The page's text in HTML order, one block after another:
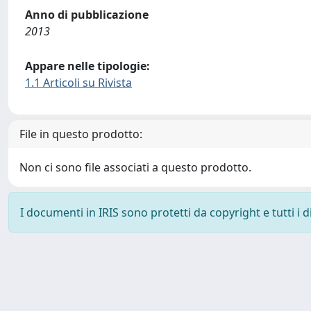
Anno di pubblicazione
2013
Appare nelle tipologie:
1.1 Articoli su Rivista
File in questo prodotto:
Non ci sono file associati a questo prodotto.
I documenti in IRIS sono protetti da copyright e tutti i